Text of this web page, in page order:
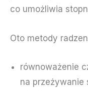
co umożliwia
Oto metody
równoważenie
na